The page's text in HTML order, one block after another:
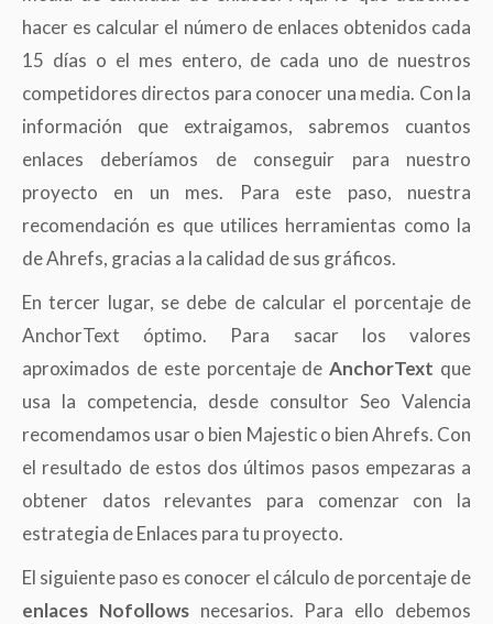
hacer es calcular el número de enlaces obtenidos cada
15 días o el mes entero, de cada uno de nuestros
competidores directos para conocer una media. Con la
información que extraigamos, sabremos cuantos
enlaces deberíamos de conseguir para nuestro
proyecto en un mes. Para este paso, nuestra
recomendación es que utilices herramientas como la
de Ahrefs, gracias a la calidad de sus gráficos.
En tercer lugar, se debe de calcular el porcentaje de
AnchorText óptimo. Para sacar los valores
aproximados de este porcentaje de AnchorText que
usa la competencia, desde consultor Seo Valencia
recomendamos usar o bien Majestic o bien Ahrefs. Con
el resultado de estos dos últimos pasos empezaras a
obtener datos relevantes para comenzar con la
estrategia de Enlaces para tu proyecto.
El siguiente paso es conocer el cálculo de porcentaje de
enlaces Nofollowsnecesarios. Para ello debemos